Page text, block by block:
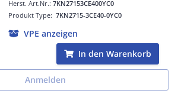
Produkt Type: 7KN2715-3CE40-0YC0
Herst. Art.Nr.: 7KN27153CE400YC0
VPE anzeigen
In den Warenkorb
Anmelden